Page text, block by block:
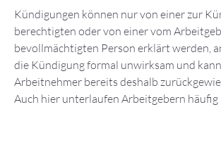
Kündigungen können nur von einer zur
berechtigten oder von einer vom
bevollmächtigten Person erklärt werden,
die Kündigung formal unwirksam und
Arbeitnehmer bereits deshalb
Auch hier unterlaufen Arbeitgebern häufig